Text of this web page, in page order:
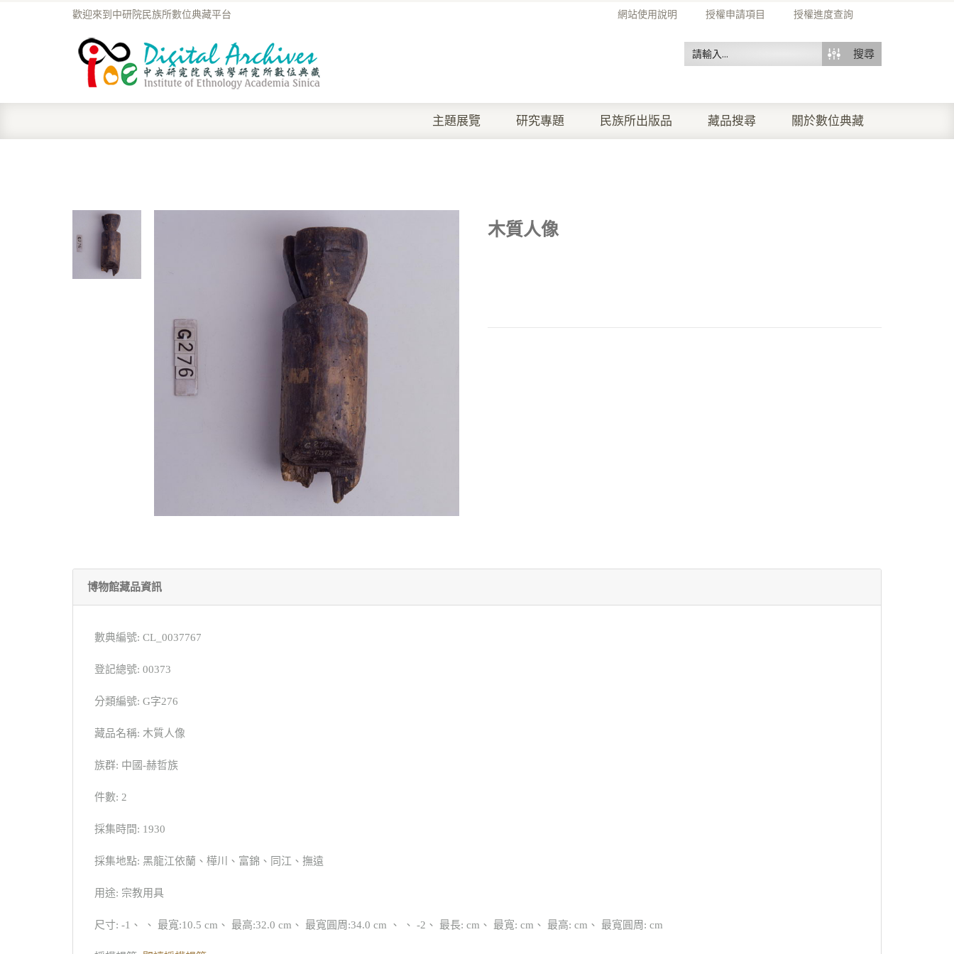
網站使用說明 授權申請項目 授權進度查詢
歡迎來到中研院民族所數位典藏平台
搜尋
主題展覽 研究專題 民族所出版品 藏品搜尋 關於數位典藏
木質人像
博物館藏品資訊
數典編號: CL_0037767
登記總號: 00373
分類編號: G字276
藏品名稱: 木質人像
族群: 中國-赫哲族
件數: 2
採集時間: 1930
採集地點: 黑龍江依蘭、樺川、富錦、同江、撫遠
用途: 宗教用具
尺寸: -1、 、 最寬:10.5 cm、 最高:32.0 cm、 最寬圓周:34.0 cm 、 、 -2、 最長: cm、 最寬: cm、 最高: cm、 最寬圓周: cm